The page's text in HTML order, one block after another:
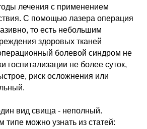
лечения с применением
С помощью лазера операция
то есть небольшим
здоровых тканей
болевой синдром не
госпитализации не более суток,
риск осложнения или
вид свища - неполный.
типе можно узнать из статей: